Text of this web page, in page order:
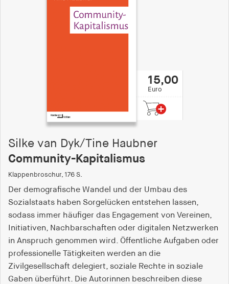
15,00
Euro
Silke van Dyk/Tine Haubner
Community-Kapitalismus
Klappenbroschur, 176 S.
Der demografische Wandel und der Umbau des
Sozialstaats haben Sorgelücken entstehen lassen,
sodass immer häufiger das Engagement von Vereinen,
Initiativen, Nachbarschaften oder digitalen Netzwerken
in Anspruch genommen wird. Öffentliche Aufgaben oder
professionelle Tätigkeiten werden an die
Zivilgesellschaft delegiert, soziale Rechte in soziale
Gaben überführt. Die Autorinnen beschreiben diese